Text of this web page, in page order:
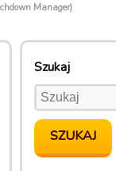
Manager)
Szukaj